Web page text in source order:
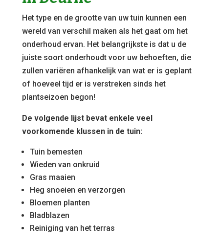
Het type en de grootte van uw tuin kunnen een
wereld van verschil maken als het gaat om het
onderhoud ervan. Het belangrijkste is dat u de
juiste soort onderhoudt voor uw behoeften, die
zullen variëren afhankelijk van wat er is geplant
of hoeveel tijd er is verstreken sinds het
plantseizoen begon!
De volgende lijst bevat enkele veel
voorkomende klussen in de tuin:
Tuin bemesten
Wieden van onkruid
Gras maaien
Heg snoeien en verzorgen
Bloemen planten
Bladblazen
Reiniging van het terras